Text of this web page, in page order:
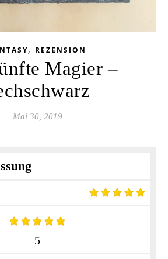
, REZENSION
Magier –
Mai 30, 2019
5